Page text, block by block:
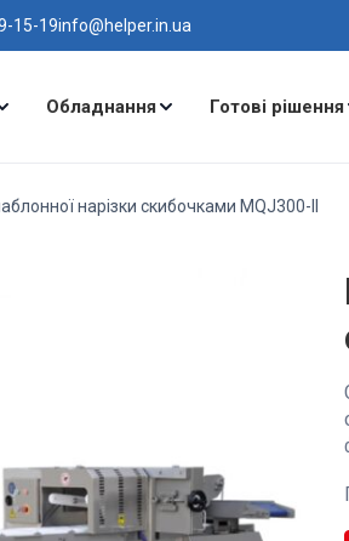
15-19info@helper.in.ua
Обладнання Готові рішення
нарізки скибочками MQJ300-II